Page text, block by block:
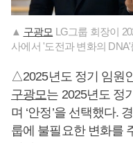
▲ 구광모 LG그룹 회장이
사에서 '도전과 변화의
△2025년도 정기 임원
구광모는 2025년도 정
며 ‘안정’을 선택했다.
룹에 불필요한 변화를